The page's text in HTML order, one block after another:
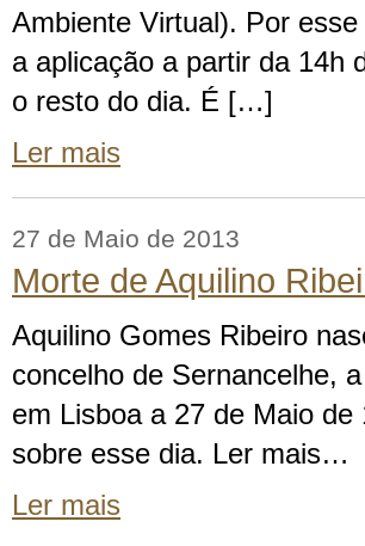
Ambiente Virtual). Por
a aplicação a partir da 14h
o resto do dia. É […]
Ler mais
27 de Maio de 2013
Morte de Aquilino
Aquilino Gomes Ribeiro
concelho de Sernancelhe,
em Lisboa a 27 de Maio
sobre esse dia. Ler mais…
Ler mais